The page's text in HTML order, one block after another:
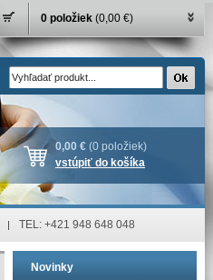
0 položiek (0,00 €)
0,00 € (0 položiek)
vstúpiť do košíka
TEL: +421 948 648 048
Novinky